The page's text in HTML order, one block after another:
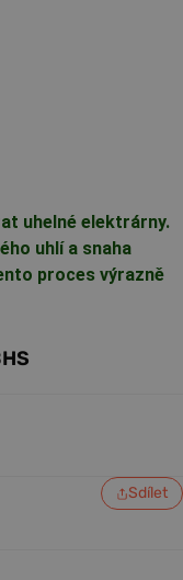
uhelné elektrárny.
uhlí a snaha
proces výrazně
Sdílet